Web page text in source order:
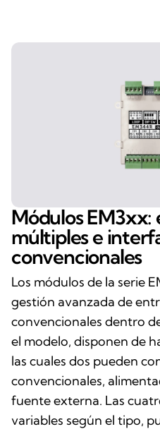
Módulos EM3xx:
múltiples e
convencionales
Los módulos de la serie
gestión avanzada de
convencionales dentro
el modelo, disponen de
las cuales dos pueden
convencionales,
fuente externa. Las
variables según el tipo,